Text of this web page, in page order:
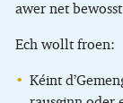
awer net
Ech wollt froen:
Kéint